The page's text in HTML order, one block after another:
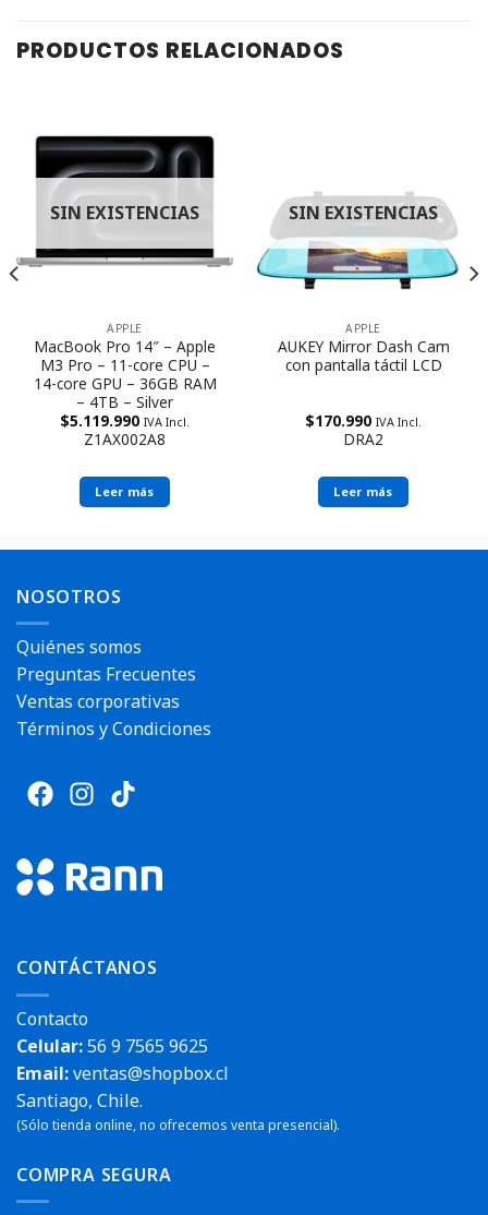
PRODUCTOS RELACIONADOS
SIN EXISTENCIAS
APPLE
MacBook Pro 14″ – Apple
M3 Pro – 11-core CPU –
14-core GPU – 36GB RAM
– 4TB – Silver
$5.119.990 IVA Incl.
Z1AX002A8
Leer más
SIN EXISTENCIAS
APPLE
AUKEY Mirror Dash Cam
con pantalla táctil LCD
$170.990 IVA Incl.
DRA2
Leer más
NOSOTROS
Quiénes somos
Preguntas Frecuentes
Ventas corporativas
Términos y Condiciones
CONTÁCTANOS
Contacto
Celular:56 9 7565 9625
Email:ventas@shopbox.cl
Santiago, Chile.
(Sólo tienda online, no ofrecemos venta presencial).
COMPRA SEGURA